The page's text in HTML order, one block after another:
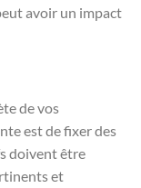
avoir un impact
de vos
est de fixer des
doivent être
et